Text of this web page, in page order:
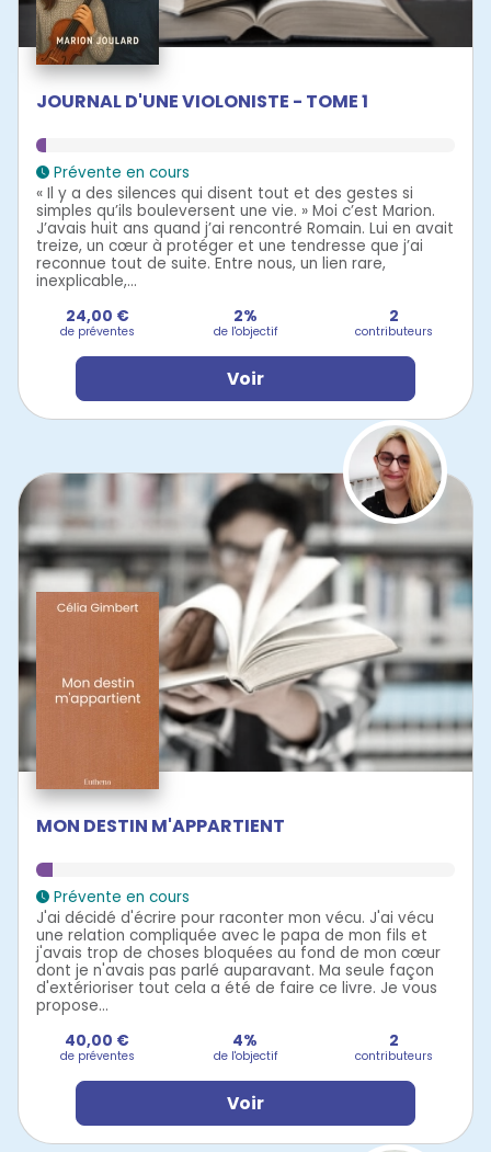
JOURNAL D'UNE VIOLONISTE - TOME 1
Prévente en cours
« Il y a des silences qui disent tout et des gestes si
simples qu’ils bouleversent une vie. » Moi c’est Marion.
J’avais huit ans quand j’ai rencontré Romain. Lui en avait
treize, un cœur à protéger et une tendresse que j’ai
reconnue tout de suite. Entre nous, un lien rare,
inexplicable,...
24,00 €
de préventes
2%
de l'objectif
2
contributeurs
Voir
MON DESTIN M'APPARTIENT
Prévente en cours
J'ai décidé d'écrire pour raconter mon vécu. J'ai vécu
une relation compliquée avec le papa de mon fils et
j'avais trop de choses bloquées au fond de mon cœur
dont je n'avais pas parlé auparavant. Ma seule façon
d'extérioriser tout cela a été de faire ce livre. Je vous
propose...
40,00 €
de préventes
4%
de l'objectif
2
contributeurs
Voir